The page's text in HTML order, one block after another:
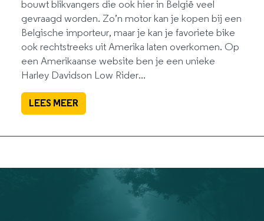
bouwt blikvangers die ook hier in België veel
gevraagd worden. Zo’n motor kan je kopen bij een
Belgische importeur, maar je kan je favoriete bike
ook rechtstreeks uit Amerika laten overkomen. Op
een Amerikaanse website ben je een unieke
Harley Davidson Low Rider...
LEES MEER